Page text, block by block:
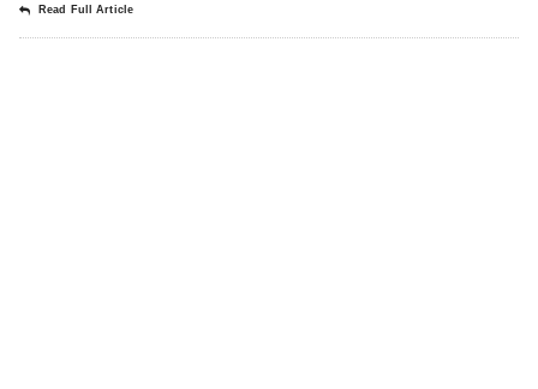
Read Full Article